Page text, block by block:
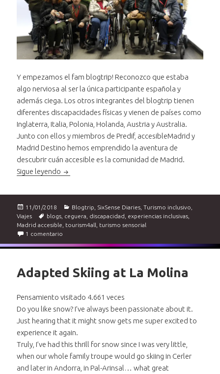
Y empezamos el fam blogtrip! Reconozco que estaba
algo nerviosa al ser la única participante española y
además ciega. Los otros integrantes del blogtrip tienen
diferentes discapacidades físicas y vienen de países como
Inglaterra, Italia, Polonia, Holanda, Austria y Australia.
Junto con ellos y miembros de Predif, accesibleMadrid y
Madrid Destino hemos emprendido la aventura de
descubrir cuán accesible es la comunidad de Madrid.
Sigue leyendo Turismo inclusivo. Fam Blogtrip por la
Publicado
el
11/01/2018 Categorías
Blogtrip SixSense Diaries ,Turismo inclusivo
Viajes
Etiquetas
blogs ceguera discapacidad experiencias inclusivas
Madrid accesible
tourism4all
turismo sensorial
1 comentario
Adapted Skiing at La Molina
Pensamiento visitado 4.661 veces
Do you like snow? I’ve always been passionate about it.
Just hearing that it might snow gets me super excited to
experience it again.
Truly, I’ve had this thrill for snow since I was very little,
when our whole family troupe would go skiing in Cerler
and later in Andorra, in Pal-Arinsal… what great